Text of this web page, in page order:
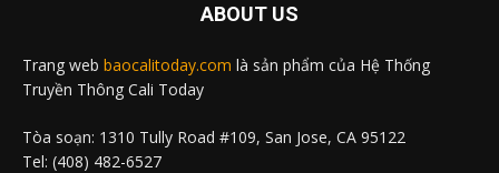
ABOUT US
Trang web baocalitoday.com là sản phẩm của Hệ Thống
Truyền Thông Cali Today
Tòa soạn: 1310 Tully Road #109, San Jose, CA 95122
Tel: (408) 482-6527